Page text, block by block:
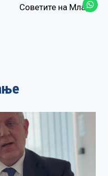
Советите на Млади